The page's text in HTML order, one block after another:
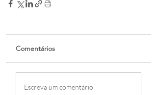
Comentários
Escreva um comentário